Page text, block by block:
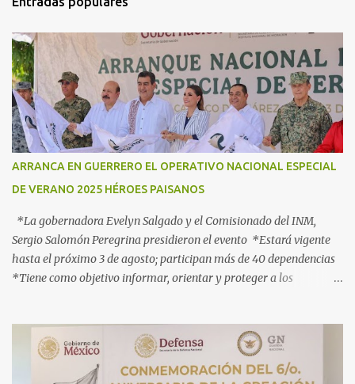
r
i
o
s
ARRANCA EN GUERRERO EL OPERATIVO NACIONAL ESPECIAL
DE VERANO 2025 HÉROES PAISANOS
*La gobernadora Evelyn Salgado y el Comisionado del INM,
Sergio Salomón Peregrina presidieron el evento *Estará vigente
hasta el próximo 3 de agosto; participan más de 40 dependencias
*Tiene como objetivo informar, orientar y proteger a los
gobernadora Acapulco, Gro., 3 de julio de 2025.- Con el objetivo de
informar, orientar y proteger durante su ingreso, estancia y
tránsito por el territorio nacional a los migrantes que retornan a